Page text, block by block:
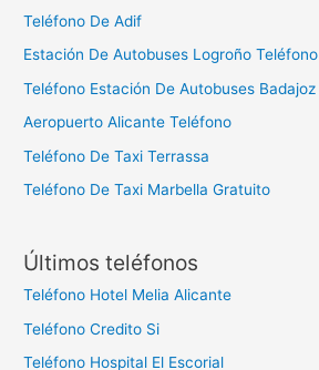
Teléfono De Adif
Estación De Autobuses Logroño Teléfono
Teléfono Estación De Autobuses Badajoz
Aeropuerto Alicante Teléfono
Teléfono De Taxi Terrassa
Teléfono De Taxi Marbella Gratuito
Últimos teléfonos
Teléfono Hotel Melia Alicante
Teléfono Credito Si
Teléfono Hospital El Escorial